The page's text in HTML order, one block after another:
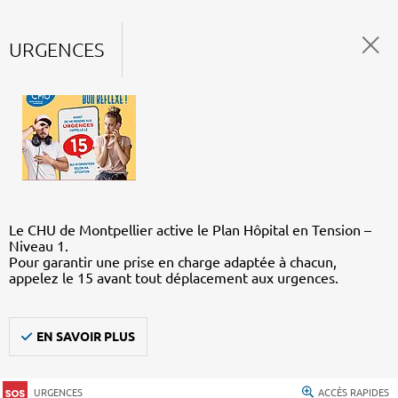
URGENCES
Le CHU de Montpellier active le Plan Hôpital en Tension –
Niveau 1.
Pour garantir une prise en charge adaptée à chacun,
appelez le 15 avant tout déplacement aux urgences.
EN SAVOIR PLUS
URGENCES ACCÈS RAPIDES